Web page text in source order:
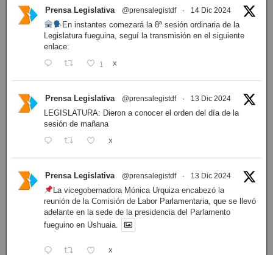
Prensa Legislativa @prensalegistdf · 14 Dic 2024
En instantes comezará la 8ª sesión ordinaria de la
Legislatura fueguina, seguí la transmisión en el siguiente
enlace:
1 X
Prensa Legislativa @prensalegistdf · 13 Dic 2024
LEGISLATURA: Dieron a conocer el orden del día de la
sesión de mañana
X
Prensa Legislativa @prensalegistdf · 13 Dic 2024
La vicegobernadora Mónica Urquiza encabezó la
reunión de la Comisión de Labor Parlamentaria, que se llevó
adelante en la sede de la presidencia del Parlamento
fueguino en Ushuaia.
X